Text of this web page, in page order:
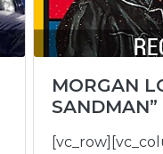
MORGAN
SANDMAN”